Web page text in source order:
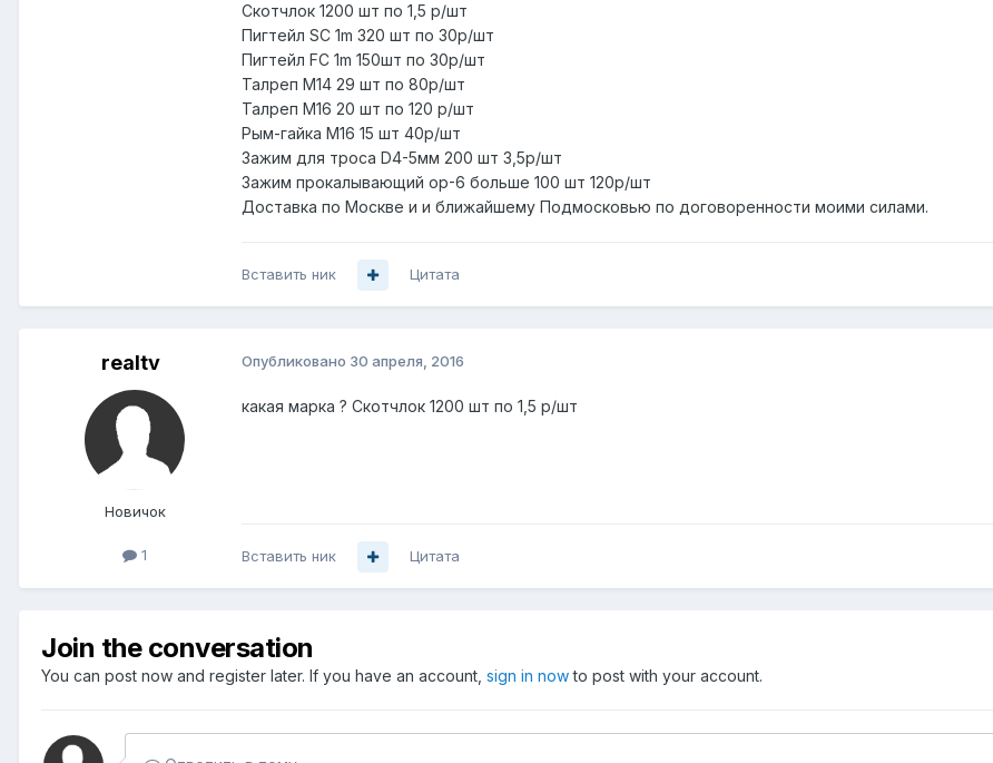
Скотчлок 1200 шт по 1,5 р/шт
Пигтейл SC 1m 320 шт по 30р/шт
Пигтейл FC 1m 150шт по 30р/шт
Талреп М14 29 шт по 80р/шт
Талреп М16 20 шт по 120 р/шт
Рым-гайка М16 15 шт 40р/шт
Зажим для троса D4-5мм 200 шт 3,5р/шт
Зажим прокалывающий ор-6 больше 100 шт 120р/шт
Доставка по Москве и и ближайшему Подмосковью по договоренности моими силами.
Вставить ник Цитата
realtv
Новичок
1
Опубликовано 30 апреля, 2016
какая марка ? Скотчлок 1200 шт по 1,5 р/шт
Вставить ник Цитата
Join the conversation
You can post now and register later. If you have an account, sign in nowto post with your account.